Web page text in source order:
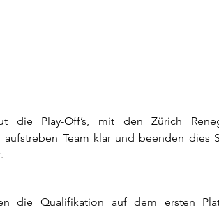
die Play-Off’s, mit den Zürich
Team klar und beenden dies
die Qualifikation auf dem ersten